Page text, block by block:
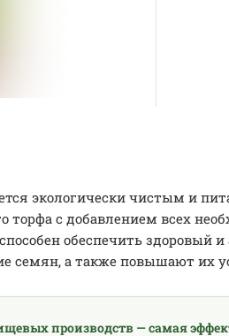
экологически чистым и
торфа с добавлением всех
обеспечить здоровый
семян, а также повышают их
производств — самая